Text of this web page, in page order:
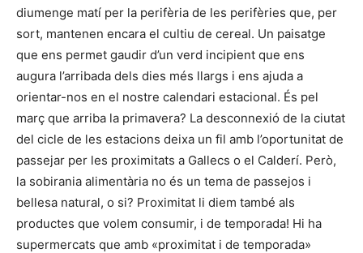
diumenge matí per la perifèria de les perifèries que, per
sort, mantenen encara el cultiu de cereal. Un paisatge
que ens permet gaudir d’un verd incipient que ens
augura l’arribada dels dies més llargs i ens ajuda a
orientar-nos en el nostre calendari estacional. És pel
març que arriba la primavera? La desconnexió de la ciutat
del cicle de les estacions deixa un fil amb l’oportunitat de
passejar per les proximitats a Gallecs o el Calderí. Però,
la sobirania alimentària no és un tema de passejos i
bellesa natural, o si? Proximitat li diem també als
productes que volem consumir, i de temporada! Hi ha
supermercats que amb «proximitat i de temporada»